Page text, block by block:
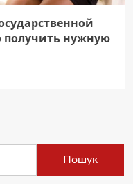
получить нужную
Пошук